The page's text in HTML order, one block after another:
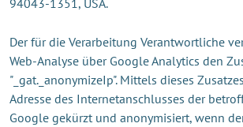
Der für die Verarbeitung Verantwortliche
Web-Analyse über Google Analytics den
"_gat._anonymizeIp". Mittels dieses
Adresse des Internetanschlusses der
Google gekürzt und anonymisiert, wenn